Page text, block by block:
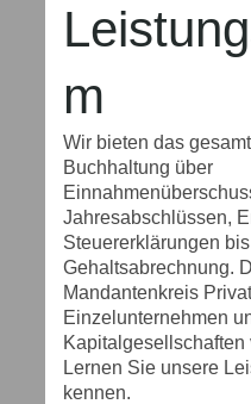
m
Wir bieten das
Buchhaltung über
Jahresabschlüssen,
Steuererklärungen
Gehaltsabrechnung.
Mandantenkreis
Einzelunternehmen
Lernen Sie unsere
kennen.